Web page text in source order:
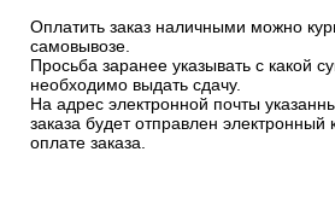
Оплатить заказ наличными можно
самовывозе.
Просьба заранее указывать с какой
необходимо выдать сдачу.
На адрес электронной почты
заказа будет отправлен электронный
оплате заказа.